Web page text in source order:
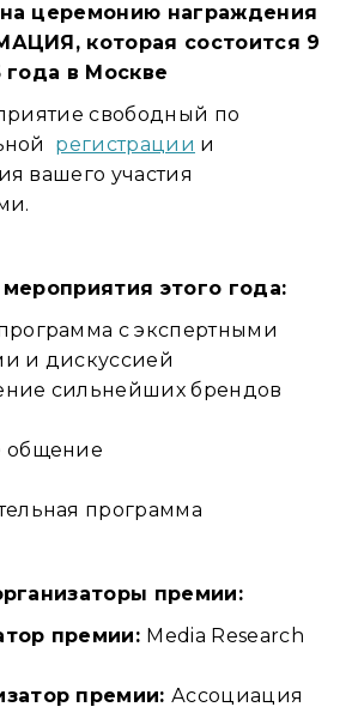
церемонию награждения
которая состоится 9
года в Москве
свободный по
регистрации и
вашего участия
этого года:
с экспертными
и дискуссией
сильнейших брендов
общение
программа
премии:
премии: Media Research
премии:Ассоциация